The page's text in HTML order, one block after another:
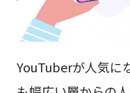
YouTuberが人気に